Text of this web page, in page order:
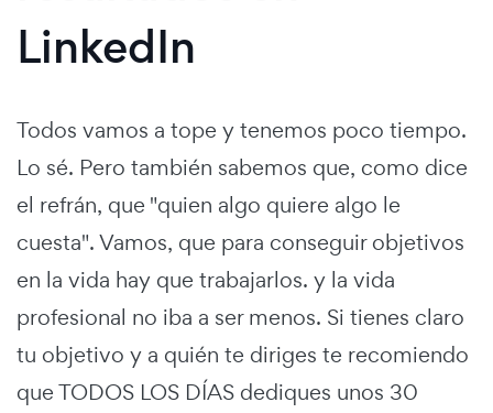
LinkedIn
Todos vamos a tope y tenemos poco tiempo.
Lo sé. Pero también sabemos que, como dice
el refrán, que "quien algo quiere algo le
cuesta". Vamos, que para conseguir objetivos
en la vida hay que trabajarlos. y la vida
profesional no iba a ser menos. Si tienes claro
tu objetivo y a quién te diriges te recomiendo
que TODOS LOS DÍAS dediques unos 30